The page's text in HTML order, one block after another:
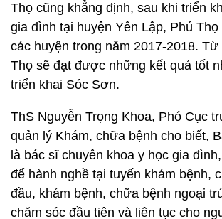
Thọ cũng khẳng định, sau khi triển
gia đình tại huyện Yên Lập, Phú
các huyện trong năm 2017-2018. Từ
Thọ sẽ đạt được những kết quả tốt
triển khai Sóc Sơn.
ThS Nguyễn Trọng Khoa, Phó Cục
quản lý Khám, chữa bệnh cho biết,
là bác sĩ chuyên khoa y học gia
để hành nghề tại tuyến khám bệnh,
đầu, khám bệnh, chữa bệnh ngoại
chăm sóc đầu tiên và liên tục cho